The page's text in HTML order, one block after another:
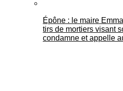
Épône : le maire
tirs de mortiers visant
condamne et appelle